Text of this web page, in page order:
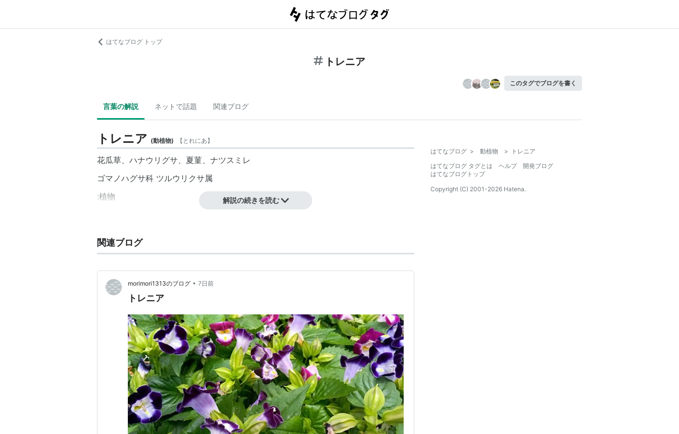
はてなブログ トップ
トレニア
このタグでブログを書く
言葉の解説 ネットで話題 関連ブログ
トレニア (動植物) 【 とれにあ】
花瓜草、ハナウリグサ、夏菫、ナツスミレ
ゴマノハグサ科 ツルウリクサ属
:植物
解説の続きを読む
関連ブログ
morimori1313のブログ • 7日前
トレニア
はてなブログ > 動植物 >
トレニア
はてなブログ タグとは
ヘルプ
開発ブログ
はてなブログトップ
Copyright (C) 2001-2026 Hatena.